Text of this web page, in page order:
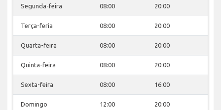
Segunda-feira 08:00 20:00
Terça-feria 08:00 20:00
Quarta-feira 08:00 20:00
Quinta-feira 08:00 20:00
Sexta-feira 08:00 16:00
Domingo 12:00 20:00